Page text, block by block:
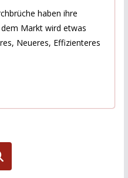
haben ihre
Markt wird etwas
Neueres, Effizienteres